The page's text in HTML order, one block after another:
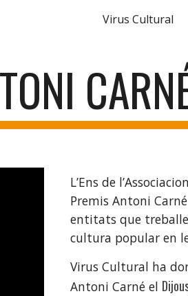
Skip to
Virus Cultural
L’Ens de
Premis Antoni
entitats que
cultura popular en
Virus Cultural ha
Antoni Carné el